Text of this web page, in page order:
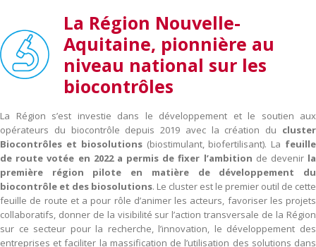
La Région Nouvelle-
Aquitaine, pionnière au
niveau national sur les
biocontrôles
La Région s’est investie dans le développement et le soutien aux
opérateurs du biocontrôle depuis 2019 avec la création du cluster
Biocontrôles et biosolutions (biostimulant, biofertilisant). La feuille
de route votée en 2022 a permis de fixer l’ambition de devenir la
première région pilote en matière de développement du
biocontrôle et des biosolutions. Le cluster est le premier outil de cette
feuille de route et a pour rôle d’animer les acteurs, favoriser les projets
collaboratifs, donner de la visibilité sur l’action transversale de la Région
sur ce secteur pour la recherche, l’innovation, le développement des
entreprises et faciliter la massification de l’utilisation des solutions dans